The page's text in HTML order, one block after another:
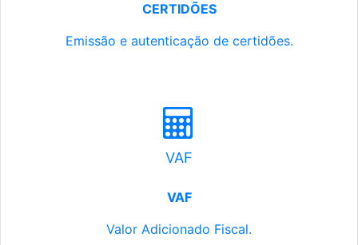
CERTIDÕES
Emissão e autenticação de certidões.
VAF
VAF
Valor Adicionado Fiscal.